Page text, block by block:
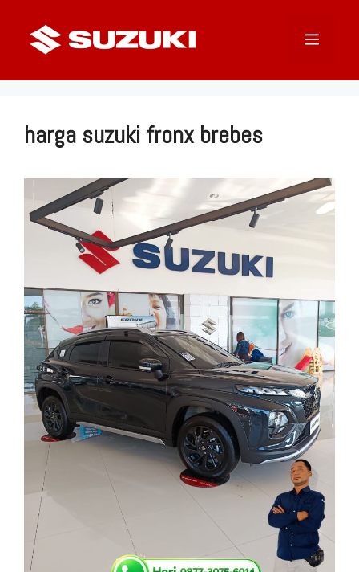
Menu
harga suzuki fronx brebes